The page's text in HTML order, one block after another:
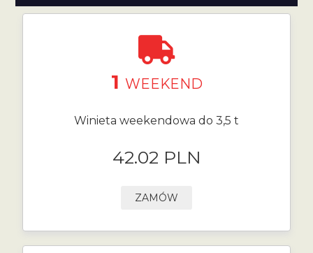
1 WEEKEND
Winieta weekendowa do 3,5 t
42.02 PLN
ZAMÓW